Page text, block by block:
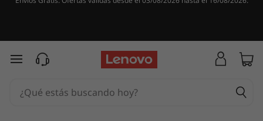
Ir al contenido principal